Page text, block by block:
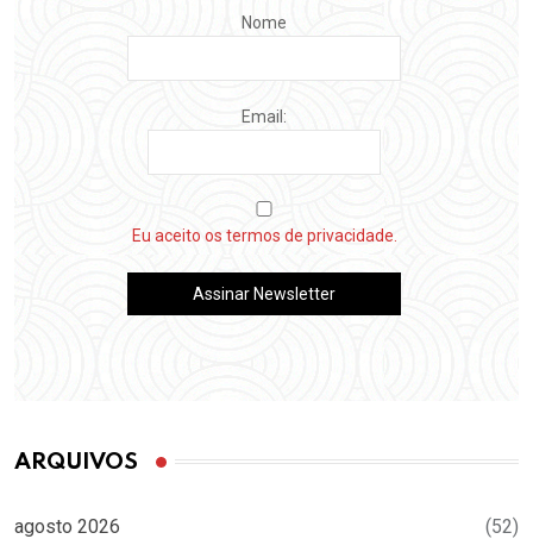
Nome
Email:
Eu aceito os termos de privacidade.
ARQUIVOS
agosto 2026 (52)